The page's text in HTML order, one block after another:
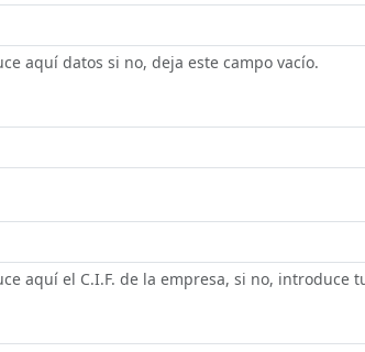
aquí datos si no, deja este campo vacío.
aquí el C.I.F. de la empresa, si no, introduce